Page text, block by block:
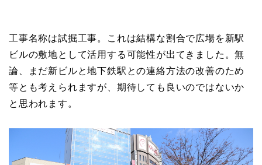
工事名称は試掘工事。これは結構な割合で広場を新駅
ビルの敷地として活用する可能性が出てきました。無
論、まだ新ビルと地下鉄駅との連絡方法の改善のため
等とも考えられますが、期待しても良いのではないか
と思われます。